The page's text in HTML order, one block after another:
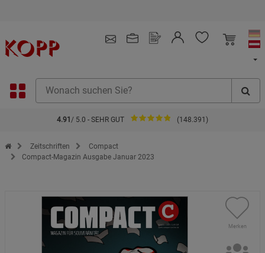
4.91 / 5.0 - SEHR GUT (148.391)
Zur Startseite des Kopp Verlag Online-Shop
Zeitschriften
Compact
Compact-Magazin Ausgabe Januar 2023
Merken